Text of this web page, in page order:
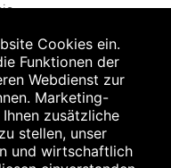
der Vorrat reicht. Für Druck-
Packungsbeilage und fragen
Cookies ein.
Funktionen der
Webdienst zur
Marketing-
zusätzliche
stellen, unser
und wirtschaftlich